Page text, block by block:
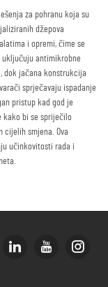
za pohranu koja su
džepova
i opremi, čime se
uključuju antimikrobne
dok jačana konstrukcija
sprječavaju ispadanje
pristup kad god je
kako bi se spriječilo
smjena. Ova
učinkovitosti rada i